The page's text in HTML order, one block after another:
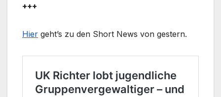
+++
Hier geht’s zu den Short News von gestern.